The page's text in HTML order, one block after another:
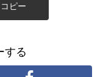
コピー
する